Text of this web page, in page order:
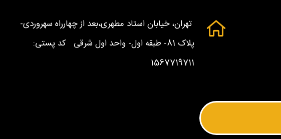
تهران، خیابان استاد مطهری،بعد از چهارراه سهروردی-
پلاک 81- طبقه اول- واحد اول شرقی کد پستی:
1567719711